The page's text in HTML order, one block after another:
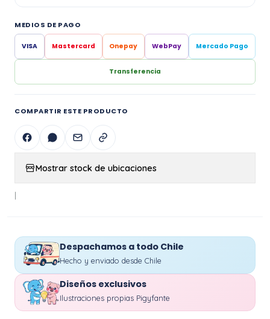
MEDIOS DE PAGO
VISA Mastercard Onepay WebPay Mercado Pago
Transferencia
COMPARTIR ESTE PRODUCTO
Mostrar stock de ubicaciones
|
Despachamos a todo Chile
Hecho y enviado desde Chile
Diseños exclusivos
Ilustraciones propias Pigyfante